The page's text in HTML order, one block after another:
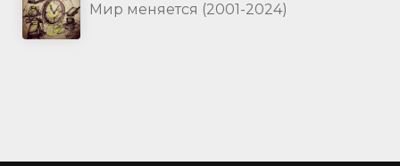
Мир меняется (2001-2024)